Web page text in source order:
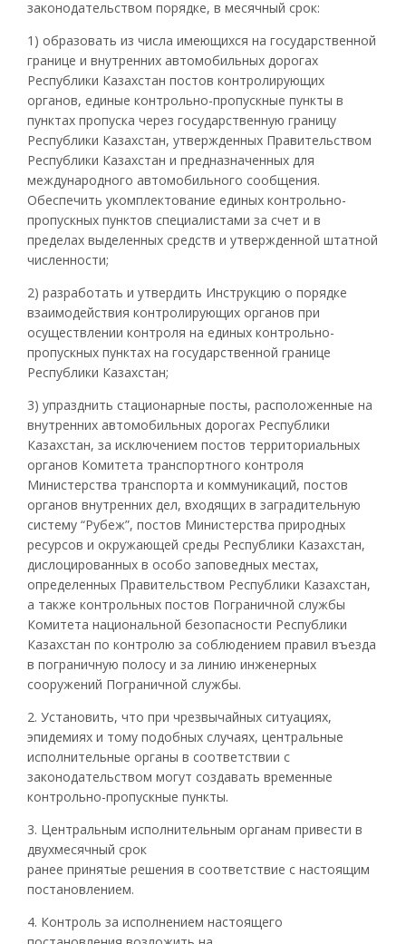
законодательством порядке, в месячный срок:
1) образовать из числа имеющихся на государственной
границе и внутренних автомобильных дорогах
Республики Казахстан постов контролирующих
органов, единые контрольно-пропускные пункты в
пунктах пропуска через государственную границу
Республики Казахстан, утвержденных Правительством
Республики Казахстан и предназначенных для
международного автомобильного сообщения.
Обеспечить укомплектование единых контрольно-
пропускных пунктов специалистами за счет и в
пределах выделенных средств и утвержденной штатной
численности;
2) разработать и утвердить Инструкцию о порядке
взаимодействия контролирующих органов при
осуществлении контроля на единых контрольно-
пропускных пунктах на государственной границе
Республики Казахстан;
3) упразднить стационарные посты, расположенные на
внутренних автомобильных дорогах Республики
Казахстан, за исключением постов территориальных
органов Комитета транспортного контроля
Министерства транспорта и коммуникаций, постов
органов внутренних дел, входящих в заградительную
систему “Рубеж”, постов Министерства природных
ресурсов и окружающей среды Республики Казахстан,
дислоцированных в особо заповедных местах,
определенных Правительством Республики Казахстан,
а также контрольных постов Пограничной службы
Комитета национальной безопасности Республики
Казахстан по контролю за соблюдением правил въезда
в пограничную полосу и за линию инженерных
сооружений Пограничной службы.
2. Установить, что при чрезвычайных ситуациях,
эпидемиях и тому подобных случаях, центральные
исполнительные органы в соответствии с
законодательством могут создавать временные
контрольно-пропускные пункты.
3. Центральным исполнительным органам привести в
двухмесячный срок
ранее принятые решения в соответствие с настоящим
постановлением.
4. Контроль за исполнением настоящего